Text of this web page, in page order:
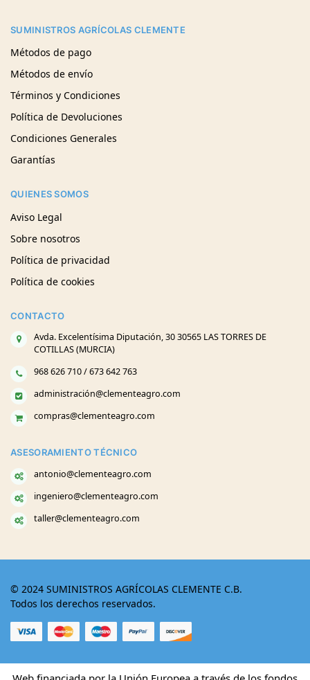
SUMINISTROS AGRÍCOLAS CLEMENTE
Métodos de pago
Métodos de envío
Términos y Condiciones
Política de Devoluciones
Condiciones Generales
Garantías
QUIENES SOMOS
Aviso Legal
Sobre nosotros
Política de privacidad
Política de cookies
CONTACTO
Avda. Excelentísima Diputación, 30 30565 LAS TORRES DE
COTILLAS (MURCIA)
968 626 710 / 673 642 763
administración@clementeagro.com
compras@clementeagro.com
ASESORAMIENTO TÉCNICO
antonio@clementeagro.com
ingeniero@clementeagro.com
taller@clementeagro.com
© 2024 SUMINISTROS AGRÍCOLAS CLEMENTE C.B.
Todos los derechos reservados.